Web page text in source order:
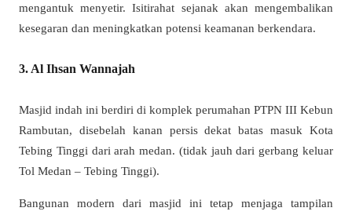
mengantuk menyetir. Isitirahat sejanak akan mengembalikan
kesegaran dan meningkatkan potensi keamanan berkendara.
3. Al Ihsan Wannajah
Masjid indah ini berdiri di komplek perumahan PTPN III Kebun
Rambutan, disebelah kanan persis dekat batas masuk Kota
Tebing Tinggi dari arah medan. (tidak jauh dari gerbang keluar
Tol Medan – Tebing Tinggi).
Bangunan modern dari masjid ini tetap menjaga tampilan